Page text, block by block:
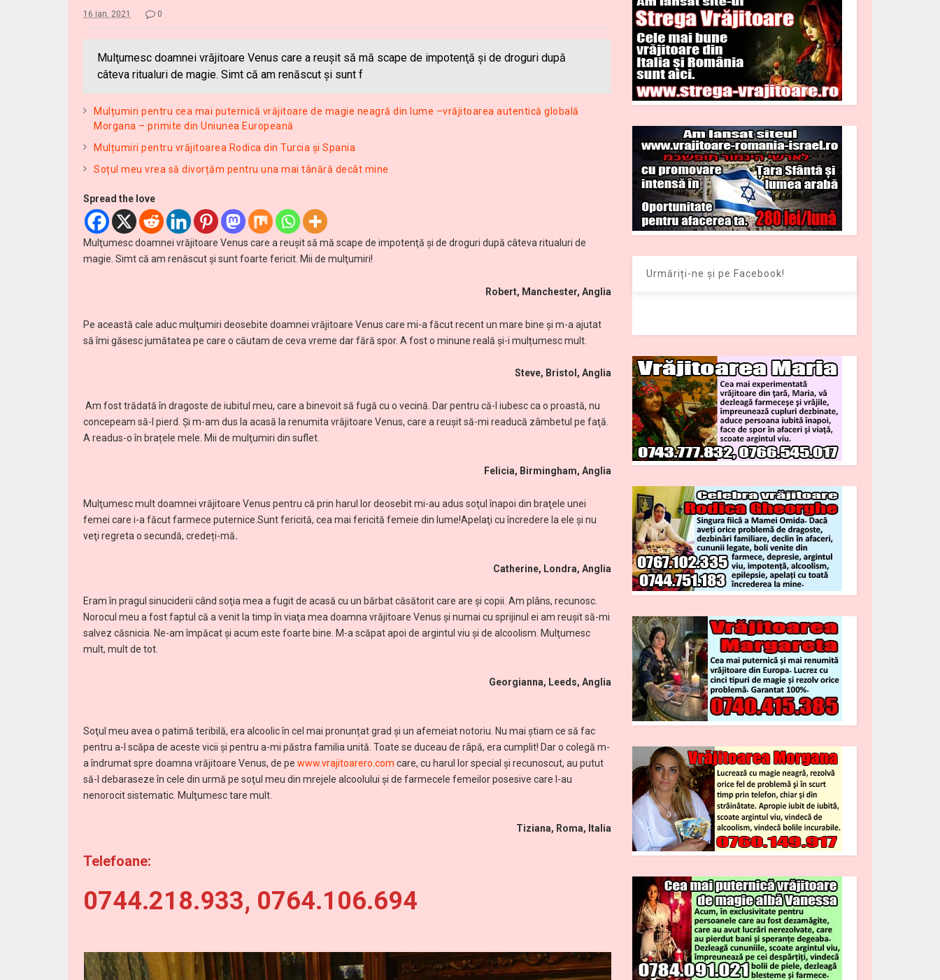
16 ian. 2021 0
Mulţumesc doamnei vrăjitoare Venus care a reuşit să mă scape de impotenţă și de droguri după
câteva ritualuri de magie. Simt că am renăscut şi sunt f
Mulțumiri pentru cea mai puternică vrăjitoare de magie neagră din lume –vrăjitoarea autentică globală
Morgana – primite din Uniunea Europeană
Mulțumiri pentru vrăjitoarea Rodica din Turcia și Spania
Soțul meu vrea să divorțăm pentru una mai tânără decât mine
Spread the love
Mulţumesc doamnei vrăjitoare Venus care a reuşit să mă scape de impotenţă și de droguri după câteva ritualuri de
magie. Simt că am renăscut şi sunt foarte fericit. Mii de mulţumiri!
Robert, Manchester, Anglia
Pe această cale aduc mulţumiri deosebite doamnei vrăjitoare Venus care mi-a făcut recent un mare bine şi m-a ajutat
să îmi găsesc jumătatea pe care o căutam de ceva vreme dar fără spor. A fost o minune reală și-i mulțumesc mult.
Steve, Bristol, Anglia
Am fost trădată în dragoste de iubitul meu, care a binevoit să fugă cu o vecină. Dar pentru că-l iubesc ca o proastă, nu
concepeam să-l pierd. Şi m-am dus la acasă la renumita vrăjitoare Venus, care a reuşit să-mi readucă zâmbetul pe faţă.
A readus-o în brațele mele. Mii de mulţumiri din suflet.
Felicia, Birmingham, Anglia
Mulţumesc mult doamnei vrăjitoare Venus pentru că prin harul lor deosebit mi-au adus soţul înapoi din braţele unei
femei care i-a făcut farmece puternice.Sunt fericită, cea mai fericită femeie din lume!Apelaţi cu încredere la ele şi nu
veţi regreta o secundă, credeți-mă.
Catherine, Londra, Anglia
Eram în pragul sinuciderii când soţia mea a fugit de acasă cu un bărbat căsătorit care are şi copii. Am plâns, recunosc.
Norocul meu a fost faptul că a venit la timp în viaţa mea doamna vrăjitoare Venus și numai cu sprijinul ei am reuşit să-mi
salvez căsnicia. Ne-am împăcat şi acum este foarte bine. M-a scăpat apoi de argintul viu și de alcoolism. Mulţumesc
mult, mult de tot.
Georgianna, Leeds, Anglia
Soţul meu avea o patimă teribilă, era alcoolic în cel mai pronunțat grad și un afemeiat notoriu. Nu mai ştiam ce să fac
pentru a-l scăpa de aceste vicii şi pentru a-mi păstra familia unită. Toate se duceau de râpă, era cumplit! Dar o colegă m-
a îndrumat spre doamna vrăjitoare Venus, de pewww.vrajitoarero.com care, cu harul lor special și recunoscut, au putut
să-l debaraseze în cele din urmă pe soţul meu din mrejele alcoolului și de farmecele femeilor posesive care l-au
nenorocit sistematic. Mulţumesc tare mult.
Tiziana, Roma, Italia
Telefoane:
0744.218.933, 0764.106.694
Urmăriți-ne și pe Facebook!